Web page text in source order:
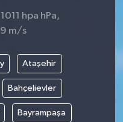
hpa hPa,
m/s
Ataşehir
Bahçelievler
Bayrampaşa